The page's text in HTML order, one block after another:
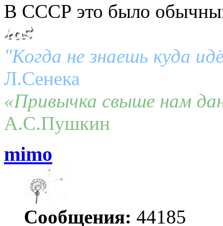
В СССР это было
"Когда не знаешь куда
Л.Сенека
«Привычка свыше нам
А.С.Пушкин
mimo
Сообщения: 44185